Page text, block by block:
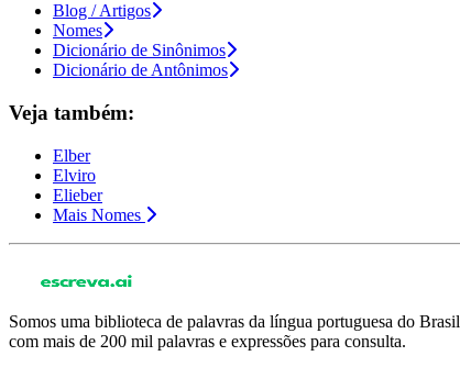
Blog / Artigos
Nomes
Dicionário de Sinônimos
Dicionário de Antônimos
Veja também:
Elber
Elviro
Elieber
Mais Nomes
Somos uma biblioteca de palavras da língua portuguesa do Brasil
com mais de 200 mil palavras e expressões para consulta.